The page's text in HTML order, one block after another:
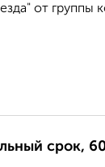
от группы
срок,